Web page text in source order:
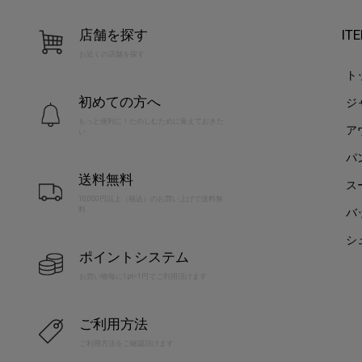
店舗を探す
お近くの店舗を探す
初めての方へ
送料無料
10,000円以上（税込）のお買い上げで送料無
ポイントシステム
お買い物毎に1pt=1円でご利用頂けます
ご利用方法
ジ
ア
パ
ス
バ
シ